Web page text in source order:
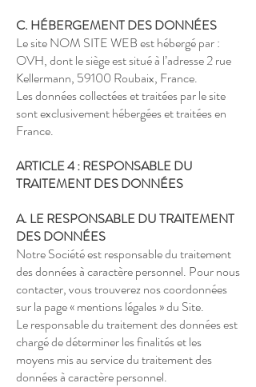
C. HÉBERGEMENT DES DONNÉES
Le site NOM SITE WEB est hébergé par :
OVH, dont le siège est situé à l’adresse 2 rue
Kellermann, 59100 Roubaix, France.
Les données collectées et traitées par le site
sont exclusivement hébergées et traitées en
France.
ARTICLE 4 : RESPONSABLE DU
TRAITEMENT DES DONNÉES
A. LE RESPONSABLE DU TRAITEMENT
DES DONNÉES
Notre Société est responsable du traitement
des données à caractère personnel. Pour nous
contacter, vous trouverez nos coordonnées
sur la page « mentions légales » du Site.
Le responsable du traitement des données est
chargé de déterminer les finalités et les
moyens mis au service du traitement des
données à caractère personnel.